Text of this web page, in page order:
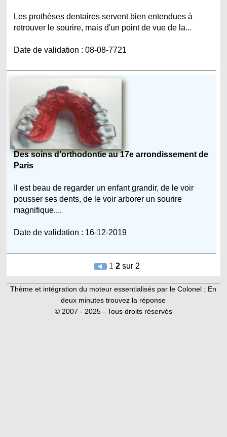
Les prothèses dentaires servent bien entendues à
retrouver le sourire, mais d'un point de vue de la...
Date de validation : 08-08-7721
Des soins d’orthodontie au 17e arrondissement de
Paris
Il est beau de regarder un enfant grandir, de le voir
pousser ses dents, de le voir arborer un sourire
magnifique....
Date de validation : 16-12-2019
1 2sur 2
Thème et intégration du moteur essentialisés par le Colonel : En
deux minutes trouvez la réponse
© 2007 - 2025 - Tous droits réservés